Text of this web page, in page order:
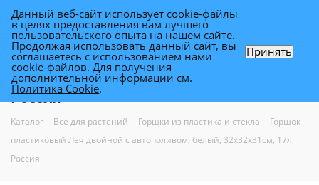
Горшок пластиковый Лея двойной с
автополивом, белый, 32х32х31см, 17л;
Россия
Каталог - Все для растений - Горшки из пластика и стекла - Горшок
пластиковый Лея двойной с автополивом, белый, 32х32х31см, 17л;
Россия
Данный веб-сайт использует cookie-файлы
в целях предоставления вам лучшего
пользовательского опыта на нашем сайте.
Продолжая использовать данный сайт, вы
соглашаетесь с использованием нами
cookie-файлов. Для получения
дополнительной информации см.
Политика Cookie.
Принять